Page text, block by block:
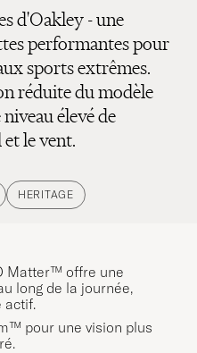
d'Oakley - une
performantes pour
sports extrêmes.
réduite du modèle
élevé de
le vent.
HERITAGE
Matter™ offre une
long de la journée,
actif.
pour une vision plus